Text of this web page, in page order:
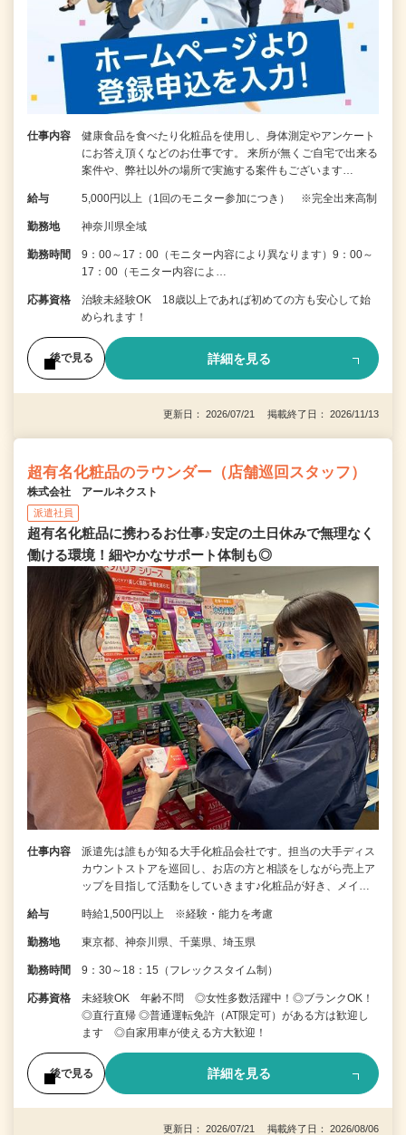
仕事内容
健康食品を食べたり化粧品を使用し、身体測定やアンケート
にお答え頂くなどのお仕事です。 来所が無くご自宅で出来る
案件や、弊社以外の場所で実施する案件もございます…
給与 5,000円以上（1回のモニター参加につき） ※完全出来高制
勤務地 神奈川県全域
勤務時間
9：00～17：00（モニター内容により異なります）9：00～
17：00（モニター内容によ…
応募資格
治験未経験OK 18歳以上であれば初めての方も安心して始
められます！
後で見る 詳細を見る
更新日： 2026/07/21 掲載終了日： 2026/11/13
超有名化粧品のラウンダー（店舗巡回スタッフ）
株式会社 アールネクスト
派遣社員
超有名化粧品に携わるお仕事♪安定の土日休みで無理なく
働ける環境！細やかなサポート体制も◎
仕事内容
派遣先は誰もが知る大手化粧品会社です。担当の大手ディス
カウントストアを巡回し、お店の方と相談をしながら売上ア
ップを目指して活動をしていきます♪化粧品が好き、メイ…
給与 時給1,500円以上 ※経験・能力を考慮
勤務地 東京都、神奈川県、千葉県、埼玉県
勤務時間 9：30～18：15（フレックスタイム制）
応募資格
未経験OK 年齢不問 ◎女性多数活躍中！◎ブランクOK！
◎直行直帰 ◎普通運転免許（AT限定可）がある方は歓迎し
ます ◎自家用車が使える方大歓迎！
後で見る 詳細を見る
更新日： 2026/07/21 掲載終了日： 2026/08/06